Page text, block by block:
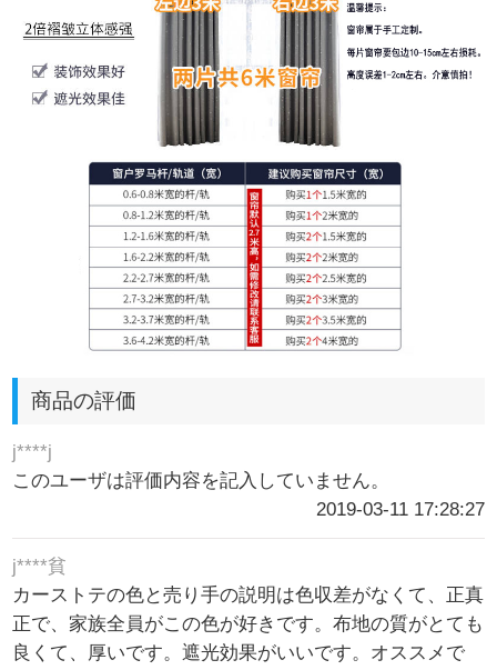
商品の評価
j****j
このユーザは評価内容を記入していません。
2019-03-11 17:28:27
j****貧
カーストテの色と売り手の説明は色収差がなくて、正真
正で、家族全員がこの色が好きです。布地の質がとても
良くて、厚いです。遮光効果がいいです。オススメで